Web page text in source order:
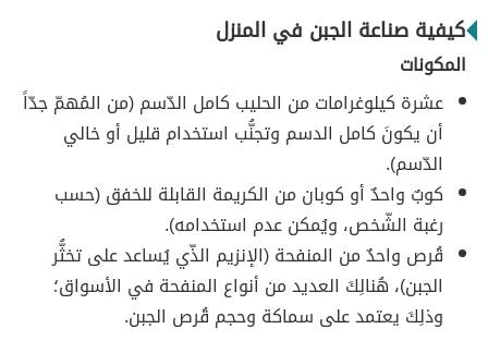
كيفية صناعة الجبن في المنزل
المكونات
عشرة كيلوغرامات من الحليب كامل الدّسم (من المُهمّ جدّاً
أن يكونَ كامل الدسم وتجنُّب استخدام قليل أو خالي
الدّسم).
كوبٌ واحدٌ أو كوبان من الكريمة القابلة للخفق (حسب
رغبة الشّخص، ويُمكن عدم استخدامه).
قُرص واحدٌ من المنفحة (الإنزيم الذّي يُساعد على تخثُّر
الجبن)، هُنالِكَ العديد من أنواع المنفحة في الأسواق؛
وذلِكَ يعتمد على سماكة وحجم قُرص الجبن.